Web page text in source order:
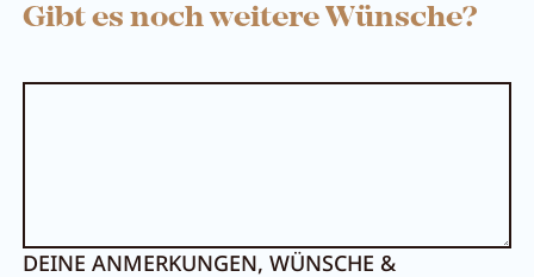
Gibt es noch weitere Wünsche?
DEINE ANMERKUNGEN, WÜNSCHE &